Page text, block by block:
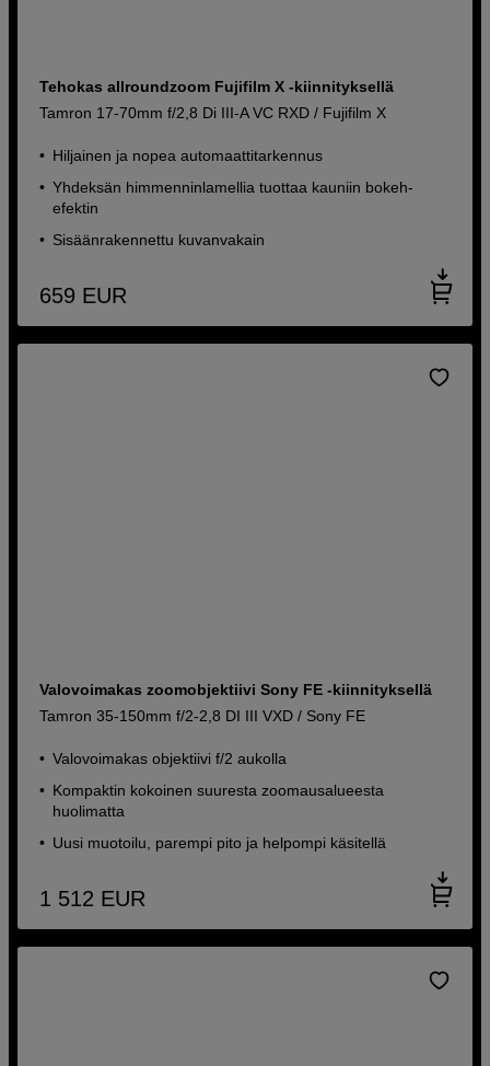
Tehokas allroundzoom Fujifilm X -kiinnityksellä
Tamron 17-70mm f/2,8 Di III-A VC RXD / Fujifilm X
Hiljainen ja nopea automaattitarkennus
Yhdeksän himmenninlamellia tuottaa kauniin bokeh-
efektin
Sisäänrakennettu kuvanvakain
659 EUR
Valovoimakas zoomobjektiivi Sony FE -kiinnityksellä
Tamron 35-150mm f/2-2,8 DI III VXD / Sony FE
Valovoimakas objektiivi f/2 aukolla
Kompaktin kokoinen suuresta zoomausalueesta
huolimatta
Uusi muotoilu, parempi pito ja helpompi käsitellä
1 512 EUR